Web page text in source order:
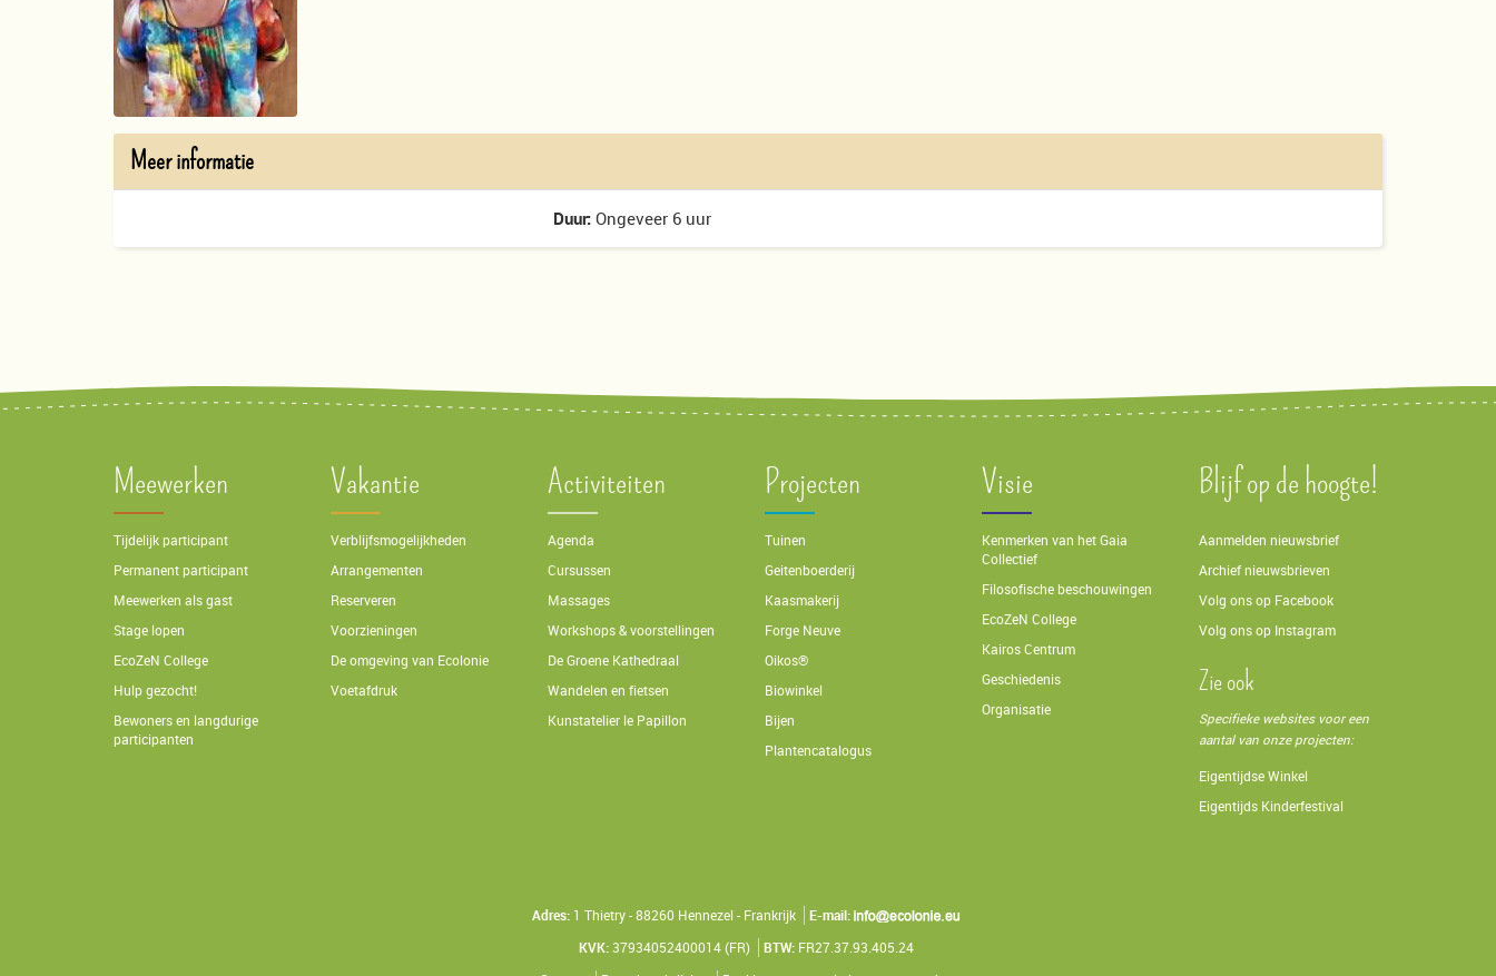
Meer informatie
Duur: Ongeveer 6 uur
Meewerken
Tijdelijk participant
Permanent participant
Meewerken als gast
Stage lopen
EcoZeN College
Hulp gezocht!
Bewoners en langdurige
participanten
Vakantie
Verblijfsmogelijkheden
Arrangementen
Reserveren
Voorzieningen
De omgeving van Ecolonie
Voetafdruk
Activiteiten
Agenda
Cursussen
Massages
Workshops & voorstellingen
De Groene Kathedraal
Wandelen en fietsen
Kunstatelier le Papillon
Projecten
Tuinen
Geitenboerderij
Kaasmakerij
Forge Neuve
Oikos®
Biowinkel
Bijen
Plantencatalogus
Visie
Kenmerken van het Gaia
Collectief
Filosofische beschouwingen
EcoZeN College
Kairos Centrum
Geschiedenis
Organisatie
Blijf op de hoogte!
Aanmelden nieuwsbrief
Archief nieuwsbrieven
Volg ons op Facebook
Volg ons op Instagram
Zie ook
Specifieke websites voor een
aantal van onze projecten:
Eigentijdse Winkel
Eigentijds Kinderfestival
Adres:1 Thietry - 88260 Hennezel - Frankrijk
E-mail:
KVK:37934052400014 (FR) BTW:FR27.37.93.405.24